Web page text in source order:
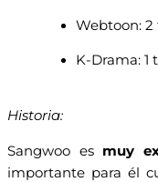
Webtoon: 2
K-Drama: 1
Historia:
Sangwoo es muy
importante para él